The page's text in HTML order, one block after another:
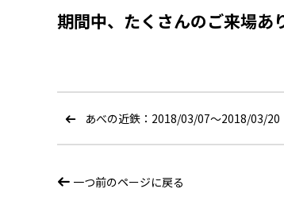
期間中、たくさんのご来場あ
あべの近鉄：2018/03/07〜2018/03/20
一つ前のページに戻る